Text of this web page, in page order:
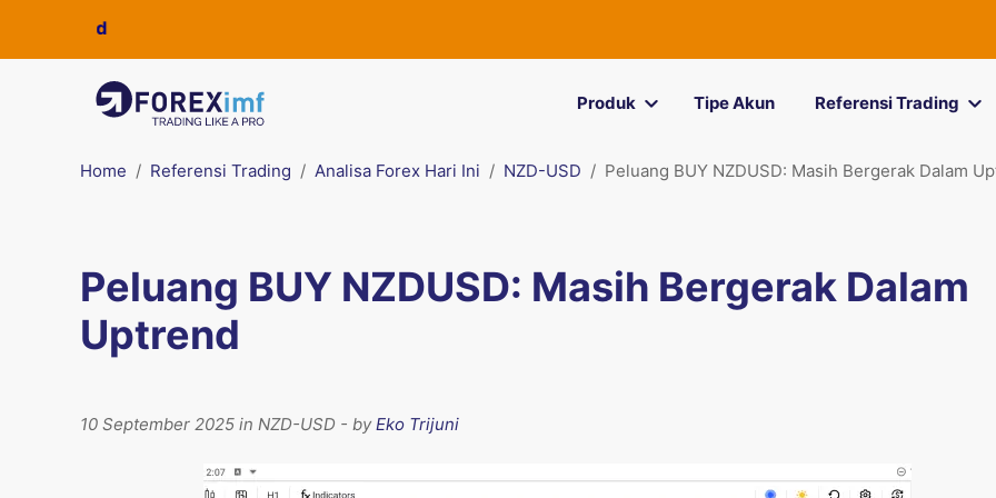
Produk Tipe Akun Referensi Trading
Home Referensi Trading Analisa Forex Hari Ini NZD-USD Peluang BUY NZDUSD: Masih Bergerak Dalam
Peluang BUY NZDUSD: Masih Bergerak Dalam
Uptrend
10 September 2025 in NZD-USD - byEko Trijuni